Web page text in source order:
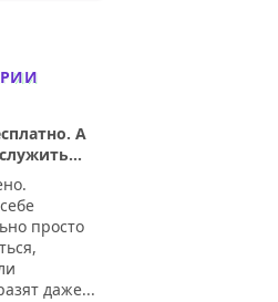
А
просто
даже...